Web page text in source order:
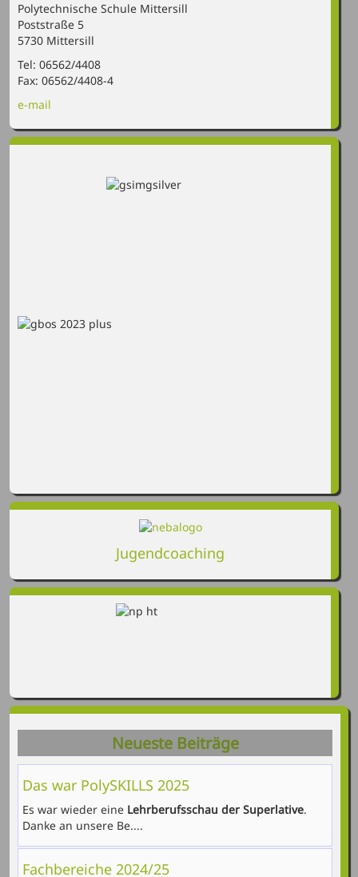
Polytechnische Schule Mittersill
Poststraße 5
5730 Mittersill
Tel: 06562/4408
Fax: 06562/4408-4
e-mail
Jugendcoaching
Neueste Beiträge
Das war PolySKILLS 2025
Es war wieder eine Lehrberufsschau der Superlative.
Danke an unsere Be....
Fachbereiche 2024/25